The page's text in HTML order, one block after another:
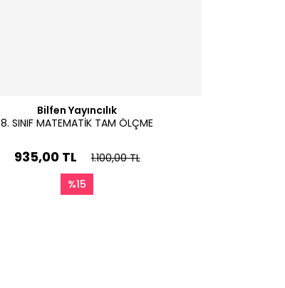
Bilfen Yayıncılık
8. SINIF MATEMATİK TAM ÖLÇME
935,00 TL
1.100,00 TL
%15